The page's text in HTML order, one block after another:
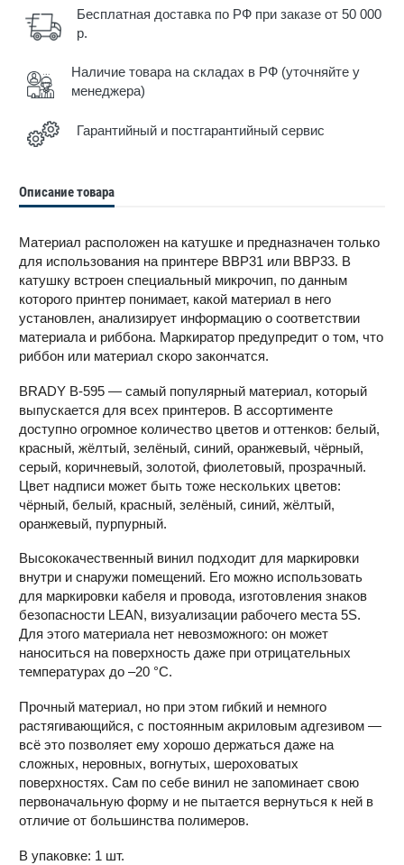
Бесплатная доставка по РФ при заказе от 50 000
р.
Наличие товара на складах в РФ (уточняйте у
менеджера)
Гарантийный и постгарантийный сервис
Описание товара
Материал расположен на катушке и предназначен только
для использования на принтере BBP31 или BBP33. В
катушку встроен специальный микрочип, по данным
которого принтер понимает, какой материал в него
установлен, анализирует информацию о соответствии
материала и риббона. Маркиратор предупредит о том, что
риббон или материал скоро закончатся.
BRADY B-595 — самый популярный материал, который
выпускается для всех принтеров. В ассортименте
доступно огромное количество цветов и оттенков: белый,
красный, жёлтый, зелёный, синий, оранжевый, чёрный,
серый, коричневый, золотой, фиолетовый, прозрачный.
Цвет надписи может быть тоже нескольких цветов:
чёрный, белый, красный, зелёный, синий, жёлтый,
оранжевый, пурпурный.
Высококачественный винил подходит для маркировки
внутри и снаружи помещений. Его можно использовать
для маркировки кабеля и провода, изготовления знаков
безопасности LEAN, визуализации рабочего места 5S.
Для этого материала нет невозможного: он может
наноситься на поверхность даже при отрицательных
температурах до –20 °С.
Прочный материал, но при этом гибкий и немного
растягивающийся, с постоянным акриловым адгезивом —
всё это позволяет ему хорошо держаться даже на
сложных, неровных, вогнутых, шероховатых
поверхностях. Сам по себе винил не запоминает свою
первоначальную форму и не пытается вернуться к ней в
отличие от большинства полимеров.
В упаковке: 1 шт.